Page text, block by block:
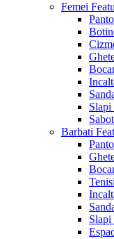
Femei
Slapi
Barbati
Slapi